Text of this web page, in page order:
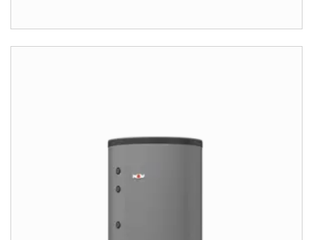
Kontaktní formulář
Důležité odkazy